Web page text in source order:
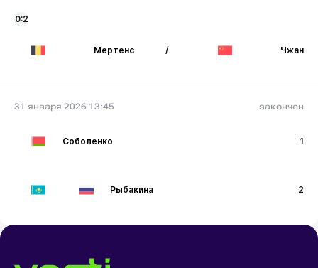
0:2
Мертенс / Чжан
31 января 2026 13:45 закончен
Соболенко 1
Рыбакина 2